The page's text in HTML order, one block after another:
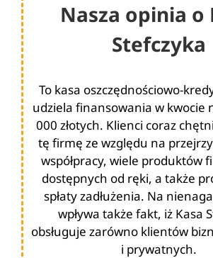
Nasza opinia o
Stefczyka
To kasa oszczędnościowo-
udziela finansowania w kwocie
000 złotych. Klienci coraz
tę firmę ze względu na
współpracy, wiele produktów
dostępnych od ręki, a także
spłaty zadłużenia. Na
wpływa także fakt, iż Kasa
obsługuje zarówno klientów
i prywatnych.